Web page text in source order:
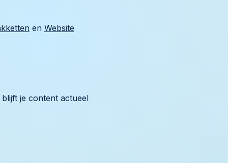
en Website
blijft je content actueel